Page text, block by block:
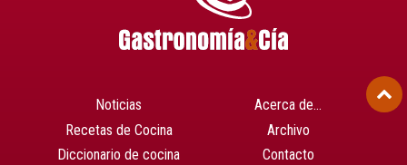
Noticias
Recetas de Cocina
Diccionario de cocina
Acerca de…
Archivo
Contacto